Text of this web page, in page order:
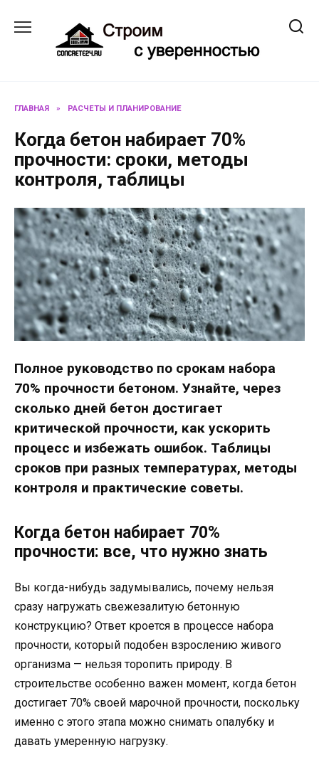
содержанию
ГЛАВНАЯ » РАСЧЕТЫ И ПЛАНИРОВАНИЕ
Когда бетон набирает 70%
прочности: сроки, методы
контроля, таблицы
Полное руководство по срокам набора
70% прочности бетоном. Узнайте, через
сколько дней бетон достигает
критической прочности, как ускорить
процесс и избежать ошибок. Таблицы
сроков при разных температурах, методы
контроля и практические советы.
Когда бетон набирает 70%
прочности: все, что нужно знать
Вы когда-нибудь задумывались, почему нельзя
сразу нагружать свежезалитую бетонную
конструкцию? Ответ кроется в процессе набора
прочности, который подобен взрослению живого
организма — нельзя торопить природу. В
строительстве особенно важен момент, когда бетон
достигает 70% своей марочной прочности, поскольку
именно с этого этапа можно снимать опалубку и
давать умеренную нагрузку.